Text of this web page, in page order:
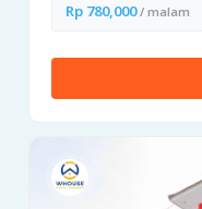
Rp 780,000/ malam